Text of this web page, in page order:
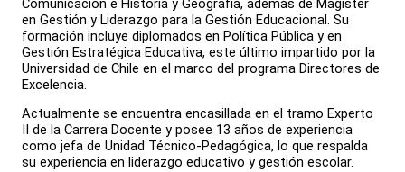
Comunicación e Historia y Geografía, además de Magíster
en Gestión y Liderazgo para la Gestión Educacional. Su
formación incluye diplomados en Política Pública y en
Gestión Estratégica Educativa, este último impartido por la
Universidad de Chile en el marco del programa Directores de
Excelencia.
Actualmente se encuentra encasillada en el tramo Experto
II de la Carrera Docente y posee 13 años de experiencia
como jefa de Unidad Técnico-Pedagógica, lo que respalda
su experiencia en liderazgo educativo y gestión escolar.